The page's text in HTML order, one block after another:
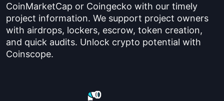
CoinMarketCap or Coingecko with our timely
project information. We support project owners
with airdrops, lockers, escrow, token creation,
and quick audits. Unlock crypto potential with
Coinscope.